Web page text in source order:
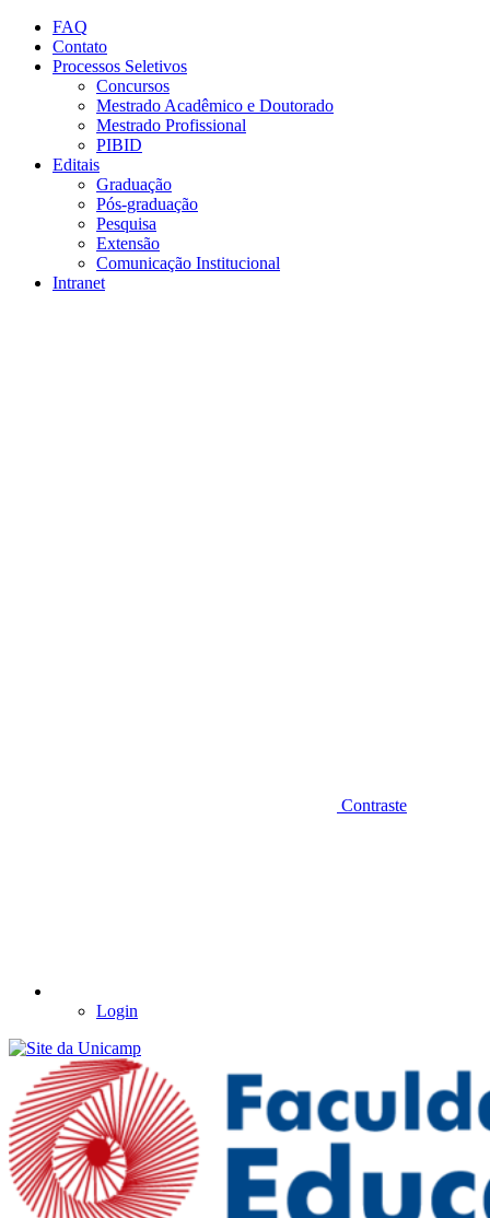
Conteúdo principal
FAQ
Contato
Processos Seletivos
Concursos
Mestrado Acadêmico e Doutorado
Mestrado Profissional
PIBID
Editais
Graduação
Pós-graduação
Pesquisa
Extensão
Comunicação Institucional
Intranet
Contraste
Login